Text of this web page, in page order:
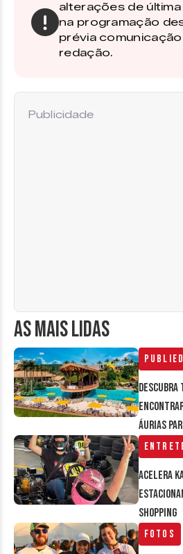
alterações de
na programação
prévia
redação.
AS MAIS LIDAS
Descubra
Áurias
Acelera
Shopping
Fotos
Publicidade